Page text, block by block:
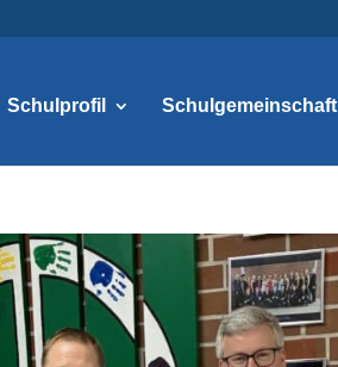
Schulprofil Schulgemeinschaft